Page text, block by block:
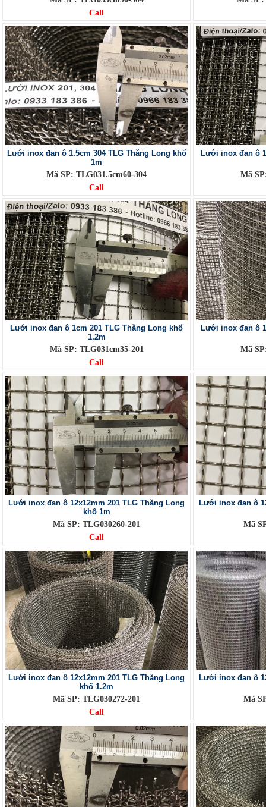
Call
Lưới inox đan ô 1.5cm 304 TLG Thăng Long khổ
1m
Mã SP: TLG031.5cm60-304
Call
Lưới inox đan ô
Mã
Lưới inox đan ô 1cm 201 TLG Thăng Long khổ
1.2m
Mã SP: TLG031cm35-201
Call
Lưới inox đan ô
Mã
Lưới inox đan ô 12x12mm 201 TLG Thăng Long
khổ 1m
Mã SP: TLG030260-201
Call
Lưới inox đan ô
Mã
Lưới inox đan ô 12x12mm 201 TLG Thăng Long
khổ 1.2m
Mã SP: TLG030272-201
Call
Lưới inox đan ô
Mã